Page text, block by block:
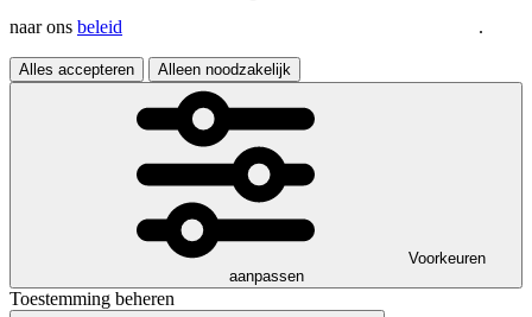
naar ons beleid .
Alles accepteren Alleen noodzakelijk
Voorkeuren
aanpassen
Toestemming beheren